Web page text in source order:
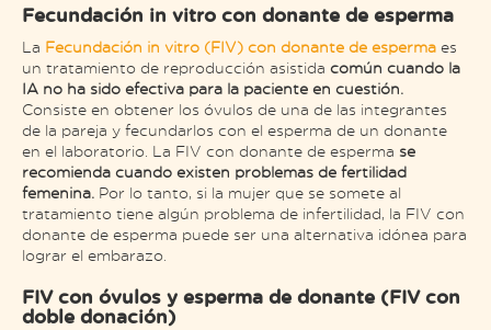
Fecundación in vitro con donante de esperma
La Fecundación in vitro (FIV) con donante de esperma es
un tratamiento de reproducción asistida común cuando la
IA no ha sido efectiva para la paciente en cuestión.
Consiste en obtener los óvulos de una de las integrantes
de la pareja y fecundarlos con el esperma de un donante
en el laboratorio. La FIV con donante de esperma se
recomienda cuando existen problemas de fertilidad
femenina. Por lo tanto, si la mujer que se somete al
tratamiento tiene algún problema de infertilidad, la FIV con
donante de esperma puede ser una alternativa idónea para
lograr el embarazo.
FIV con óvulos y esperma de donante (FIV con
doble donación)